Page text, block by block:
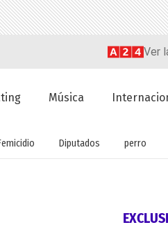
Ver
Música
Diputados perro